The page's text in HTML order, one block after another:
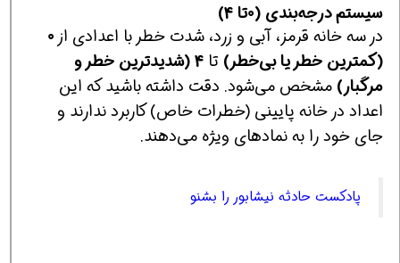
سیستم درجه‌بندی (0تا 4)
در سه خانه قرمز، آبی و زرد، شدت خطر با اعدادی از 0
(کمترین خطر یا بی‌خطر) تا 4 (شدیدترین خطر و
مرگبار) مشخص می‌شود. دقت داشته باشید که این
اعداد در خانه پایینی (خطرات خاص) کاربرد ندارند و
جای خود را به نمادهای ویژه می‌دهند.
پادکست حادثه نیشابور را بشنو